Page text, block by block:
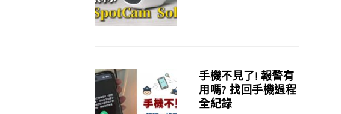
手機不見了! 報警有
用嗎? 找回手機過程
全紀錄